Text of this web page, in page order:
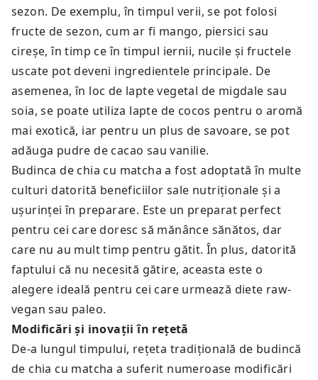
sezon. De exemplu, în timpul verii, se pot folosi
fructe de sezon, cum ar fi mango, piersici sau
cireșe, în timp ce în timpul iernii, nucile și fructele
uscate pot deveni ingredientele principale. De
asemenea, în loc de lapte vegetal de migdale sau
soia, se poate utiliza lapte de cocos pentru o aromă
mai exotică, iar pentru un plus de savoare, se pot
adăuga pudre de cacao sau vanilie.
Budinca de chia cu matcha a fost adoptată în multe
culturi datorită beneficiilor sale nutriționale și a
ușurinței în preparare. Este un preparat perfect
pentru cei care doresc să mănânce sănătos, dar
care nu au mult timp pentru gătit. În plus, datorită
faptului că nu necesită gătire, aceasta este o
alegere ideală pentru cei care urmează diete raw-
vegan sau paleo.
Modificări și inovații în rețetă
De-a lungul timpului, rețeta tradițională de budincă
de chia cu matcha a suferit numeroase modificări